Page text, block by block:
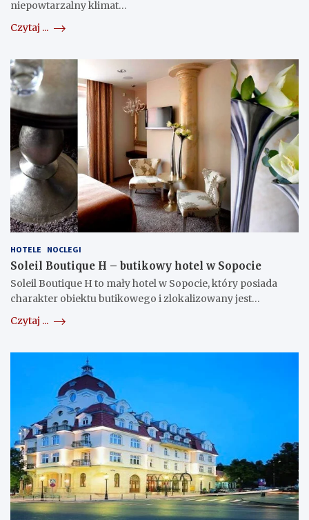
niepowtarzalny klimat…
Czytaj ...
HOTELE NOCLEGI
Soleil Boutique H – butikowy hotel w Sopocie
Soleil Boutique H to mały hotel w Sopocie, który posiada
charakter obiektu butikowego i zlokalizowany jest…
Czytaj ...